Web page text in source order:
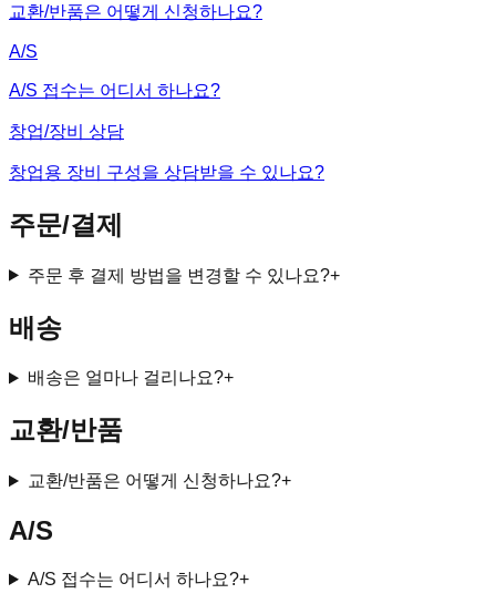
교환/반품은 어떻게 신청하나요?
A/S
A/S 접수는 어디서 하나요?
창업/장비 상담
창업용 장비 구성을 상담받을 수 있나요?
주문/결제
주문 후 결제 방법을 변경할 수 있나요?+
배송
배송은 얼마나 걸리나요?+
교환/반품
교환/반품은 어떻게 신청하나요?+
A/S
A/S 접수는 어디서 하나요?+